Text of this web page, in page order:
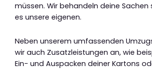
müssen. Wir behandeln deine Sachen
es unsere eigenen.
Neben unserem umfassenden
wir auch Zusatzleistungen an, wie
Ein- und Auspacken deiner Kartons